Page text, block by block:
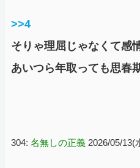
>>4
そりゃ理屈じゃなくて感
あいつら年取っても思春
304: 名無しの正義 2026/05/13(